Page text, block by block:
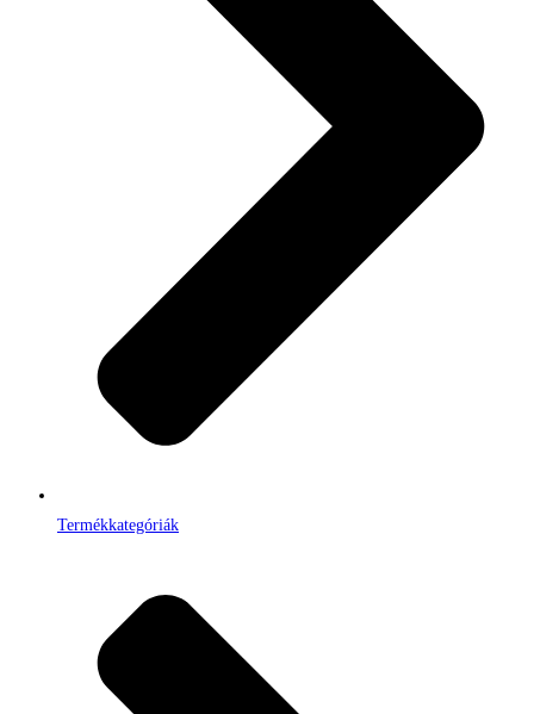
Termékkategóriák